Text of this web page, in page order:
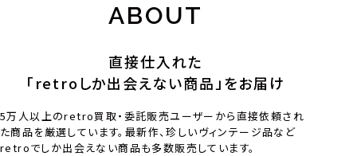
ABOUT
直接仕入れた
「retroしか出会えない商品」をお届け
5万人以上のretro買取・委託販売ユーザーから直接依頼され
た商品を厳選しています。最新作、珍しいヴィンテージ品など
retroでしか出会えない商品も多数販売しています。